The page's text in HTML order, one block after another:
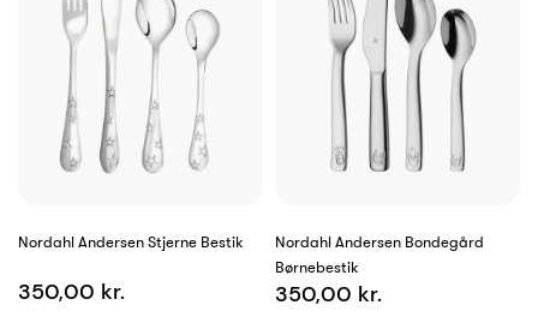
Nordahl Andersen Stjerne Bestik
350,00 kr.
Nordahl Andersen Bondegård
Børnebestik
350,00 kr.